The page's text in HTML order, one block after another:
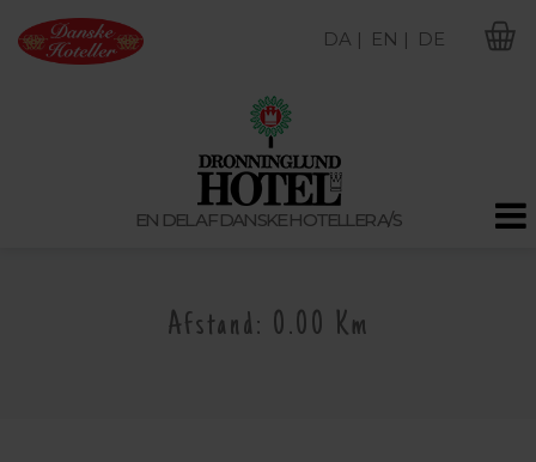
EN DEL AF DANSKE HOTELLER A/S
DA | EN | DE
Afstand: 0.00 Km